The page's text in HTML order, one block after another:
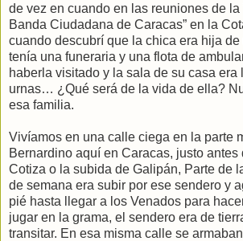
de vez en cuando en las reuniones de la
Banda Ciudadana de Caracas” en la
cuando descubrí que la chica era hija
tenía una funeraria y una flota de
haberla visitado y la sala de su casa era
urnas… ¿Qué será de la vida de ella?
esa familia.
Vivíamos en una calle ciega en la parte
Bernardino aquí en Caracas, justo antes
Cotiza o la subida de Galipán, Parte de
de semana era subir por ese sendero y
pié hasta llegar a los Venados para
jugar en la grama, el sendero era de
transitar. En esa misma calle se